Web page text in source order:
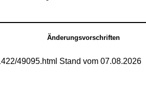
Änderungsvorschriften
49095.html Stand vom 07.08.2026